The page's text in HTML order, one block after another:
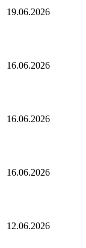
19.06.2026
16.06.2026
16.06.2026
16.06.2026
12.06.2026